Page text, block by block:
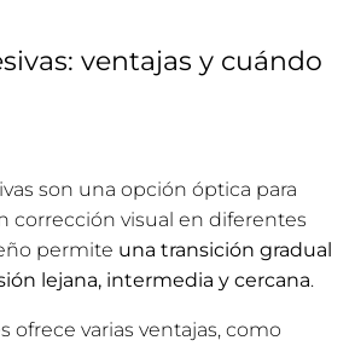
ventajas y cuándo
son una opción óptica para
corrección visual en diferentes
permite una transición gradual
lejana, intermedia y cercana.
ofrece varias ventajas, como